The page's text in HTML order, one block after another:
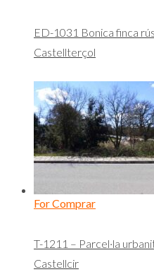
ED-1031 Bonica finca
Castellterçol
For Comprar
T-1211 – Parcel·la
Castellcir